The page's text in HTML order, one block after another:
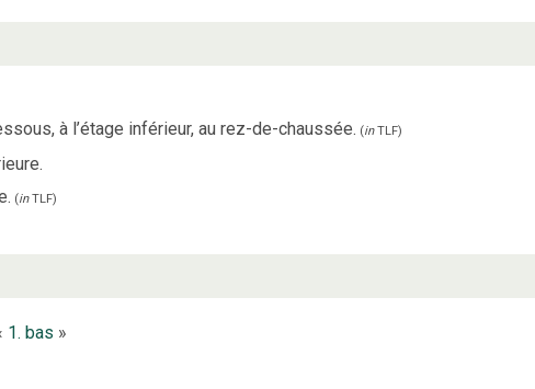
à l’étage inférieur, au rez-de-chaussée. (inTLF)
(inTLF)
1. bas »